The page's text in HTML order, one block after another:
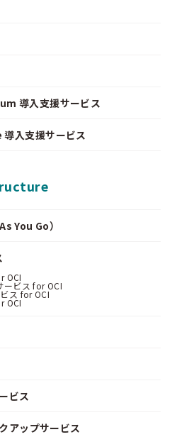
導入支援サービス
入支援サービス
You Go）
OCI
ービス for OCI
ス for OCI
OCI
ビス
アップサービス